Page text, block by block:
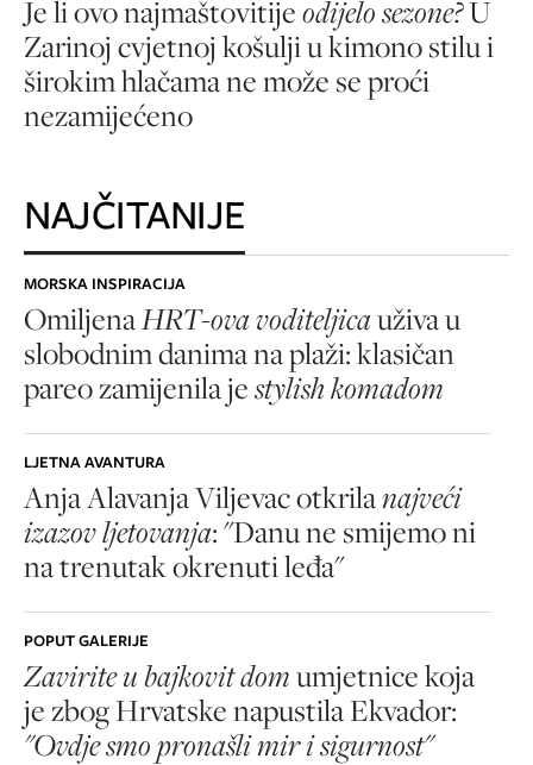
Je li ovo najmaštovitijeodijelo sezone?U
Zarinoj cvjetnoj košulji u kimono stilu i
širokim hlačama ne može se proći
nezamijećeno
NAJČITANIJE
MORSKA INSPIRACIJA
OmiljenaHRT-ova voditeljicauživa u
slobodnim danima na plaži: klasičan
pareo zamijenila jestylish komadom
LJETNA AVANTURA
Anja Alavanja Viljevac otkrilanajveći
izazov ljetovanja: "Danu ne smijemo ni
na trenutak okrenuti leđa"
POPUT GALERIJE
Zavirite u bajkovit domumjetnice koja
je zbog Hrvatske napustila Ekvador:
"Ovdje smo pronašli mir i sigurnost"